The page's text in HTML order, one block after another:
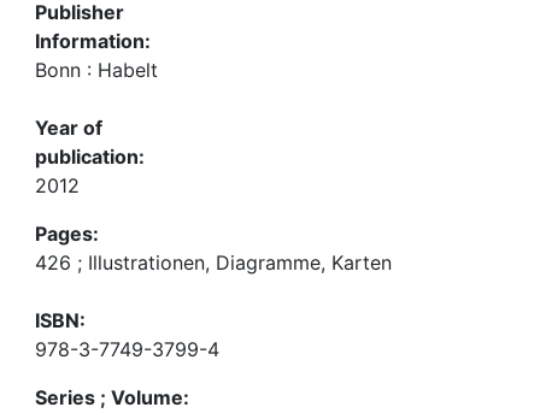
Publisher
Information:
Bonn : Habelt
Year of
publication:
2012
Pages:
426 ; Illustrationen, Diagramme, Karten
ISBN:
978-3-7749-3799-4
Series ; Volume: